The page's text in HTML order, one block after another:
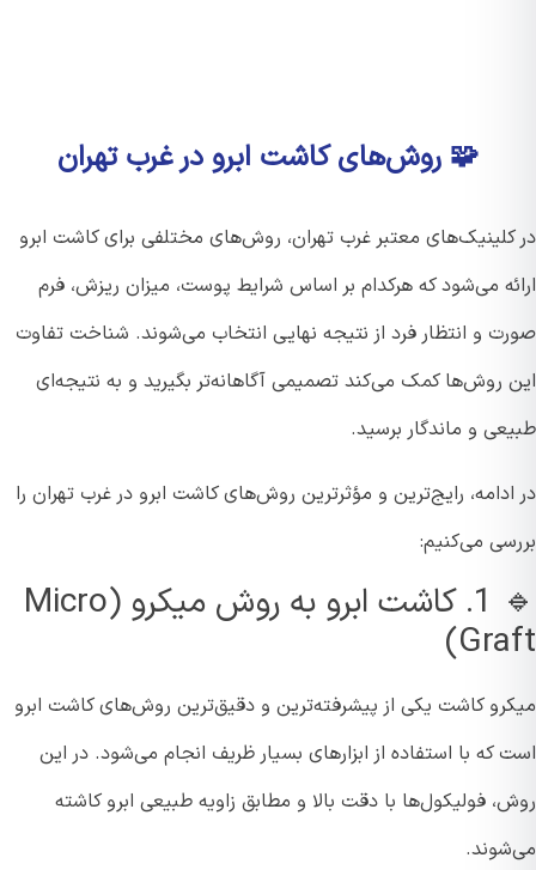
🧩 روش‌های کاشت ابرو در غرب تهران
معتبر غرب تهران، روش‌های مختلفی برای کاشت ابرو
می‌شود که هرکدام بر اساس شرایط پوست، میزان ریزش، فرم
و انتظار فرد از نتیجه نهایی انتخاب می‌شوند. شناخت تفاوت
روش‌ها کمک می‌کند تصمیمی آگاهانه‌تر بگیرید و به نتیجه‌ای
و ماندگار برسید.
رایج‌ترین و مؤثرترین روش‌های کاشت ابرو در غرب تهران را
می‌کنیم:
🔹 1. کاشت ابرو به روش میکرو (Micro
کاشت یکی از پیشرفته‌ترین و دقیق‌ترین روش‌های کاشت ابرو
که با استفاده از ابزارهای بسیار ظریف انجام می‌شود. در این
فولیکول‌ها با دقت بالا و مطابق زاویه طبیعی ابرو کاشته